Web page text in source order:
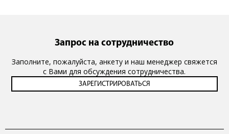
Запрос на сотрудничество
Заполните, пожалуйста, анкету и наш менеджер свяжется
с Вами для обсуждения сотрудничества.